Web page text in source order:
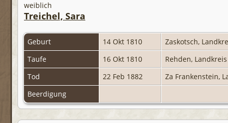
weiblich
Treichel, Sara
Geburt 14 Okt 1810
Zaskotsch,
Taufe
16 Okt 1810
Rehden,
Tod
22 Feb 1882
Za Frankenstein,
Beerdigung